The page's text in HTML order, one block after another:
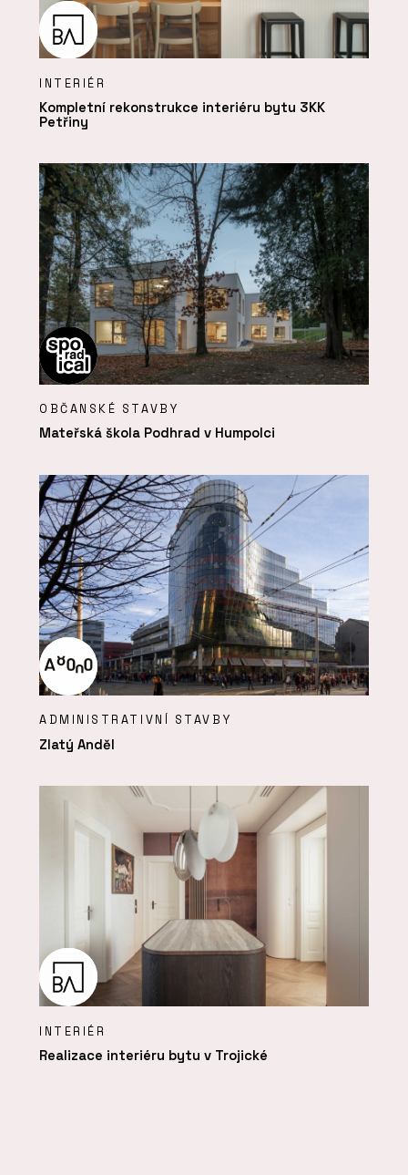
INTERIÉR
Kompletní rekonstrukce interiéru bytu 3KK
Petřiny
OBČANSKÉ STAVBY
Mateřská škola Podhrad v Humpolci
ADMINISTRATIVNÍ STAVBY
Zlatý Anděl
INTERIÉR
Realizace interiéru bytu v Trojické